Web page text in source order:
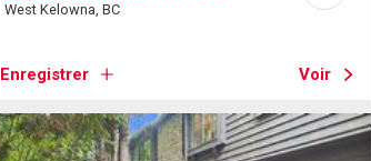
West Kelowna, BC
Enregistrer Voir